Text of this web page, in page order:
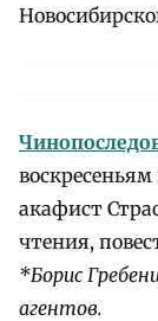
акафист
чтения,
*Борис
агентов.